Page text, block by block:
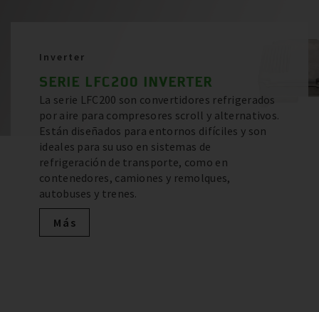
Inverter
SERIE LFC200 INVERTER
La serie LFC200 son convertidores refrigerados
por aire para compresores scroll y alternativos.
Están diseñados para entornos difíciles y son
ideales para su uso en sistemas de
refrigeración de transporte, como en
contenedores, camiones y remolques,
autobuses y trenes.
Más